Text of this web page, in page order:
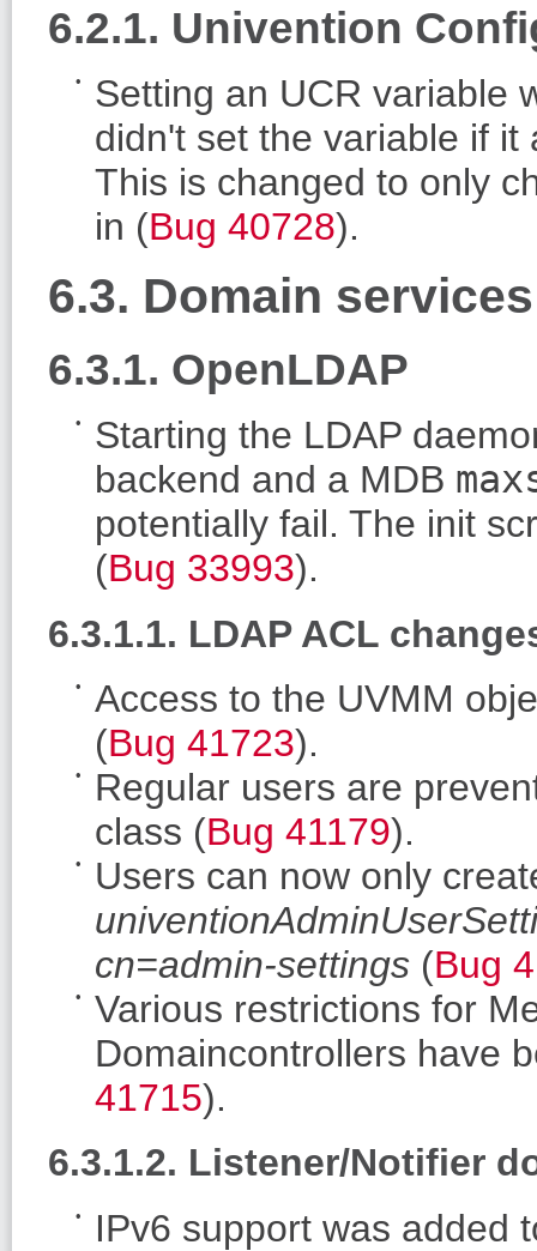
6.2.1. Univention
Setting an UCR variable
didn't set the variable if
This is changed to only
in (Bug 40728).
6.3. Domain services
6.3.1. OpenLDAP
Starting the LDAP
backend and a MDB
potentially fail. The init
(Bug 33993).
6.3.1.1. LDAP ACL
Access to the UVMM
(Bug 41723).
Regular users are
class (Bug 41179).
Users can now only
cn=admin-settings (Bug
Various restrictions for
Domaincontrollers have
41715).
6.3.1.2. Listener/Notifier
IPv6 support was added